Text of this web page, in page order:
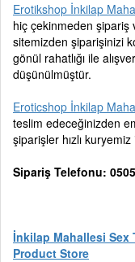
Erotikshop İnkilap
hiç çekinmeden
sitemizden şiparişinizi
gönül rahatlığı ile
düşünülmüştür.
Eroticshop İnkilap
teslim edeceğinizden
şiparişler hızlı
Sipariş Telefonu:
İnkilap Mahallesi Sex
Product Store